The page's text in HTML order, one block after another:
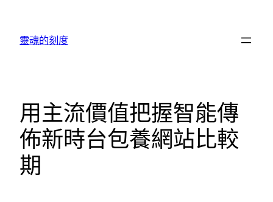
靈魂的刻度
用主流價值把握智能傳
佈新時台包養網站比較
期